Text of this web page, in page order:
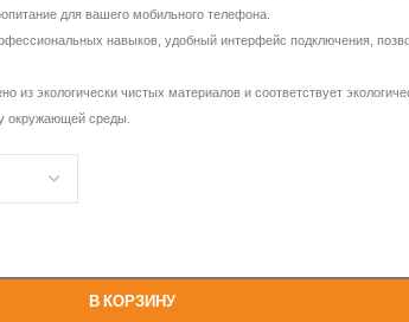
для вашего мобильного телефона.
навыков, удобный интерфейс подключения,
из экологически чистых материалов и соответствует
окружающей среды.
В КОРЗИНУ